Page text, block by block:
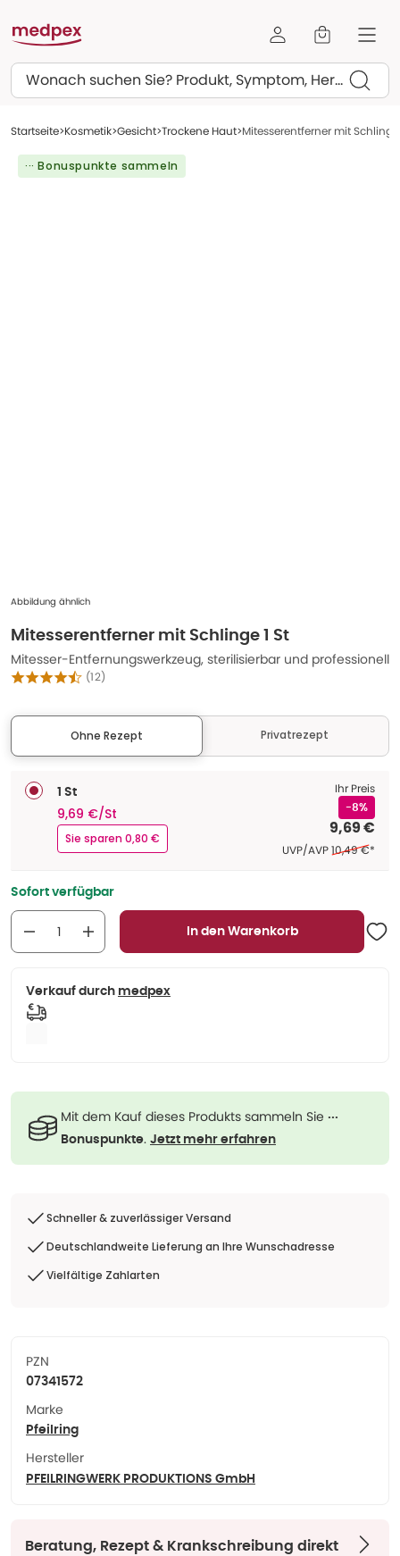
Suchen
Startseite Kosmetik Gesicht Trockene Haut Mitesserentferner mit Schlinge
··· Bonuspunkte sammeln
Abbildung ähnlich
Mitesserentferner mit Schlinge 1 St
Mitesser-Entfernungswerkzeug, sterilisierbar und professionell
(12)
Ohne Rezept Privatrezept
1 St
9,69 €/St
Sie sparen 0,80 €
Ihr Preis
-8%
9,69 €
UVP/AVPEhemaliger
10,49 €*
Sofort verfügbar
In den Warenkorb
Verkauf durch medpex
Mit dem Kauf dieses Produkts sammeln Sie ···
Bonuspunkte. Jetzt mehr erfahren
Schneller & zuverlässiger Versand
Deutschlandweite Lieferung an Ihre Wunschadresse
Vielfältige Zahlarten
PZN
07341572
Marke
Pfeilring
Hersteller
PFEILRINGWERK PRODUKTIONS GmbH
Beratung, Rezept & Krankschreibung direkt